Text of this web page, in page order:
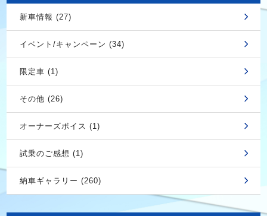
新車情報 (27)
イベント/キャンペーン (34)
限定車 (1)
その他 (26)
オーナーズボイス (1)
試乗のご感想 (1)
納車ギャラリー (260)